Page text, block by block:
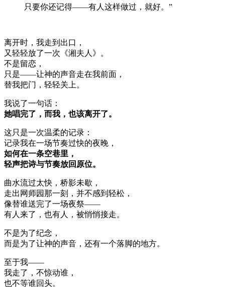
只要你还记得——有人这样做过，就好。”
离开时，我走到出口，
又轻轻放了一次《湘夫人》。
不是留恋，
只是——让神的声音走在我前面，
替我把门，轻轻关上。
我说了一句话：
她唱完了，而我，也该离开了。
这只是一次温柔的记录：
记录我在一场节奏过快的夜晚，
如何在一条空巷里，
轻声把诗与节奏放回原位。
曲水流过太快，桥影未歇，
走出网师园那一刻，并不感到轻松，
像替谁送完了一场夜祭——
有人来了，也有人，被悄悄接走。
不是为了纪念，
而是为了让神的声音，还有一个落脚的地方。
至于我——
我走了，不惊动谁，
也不等谁回头。